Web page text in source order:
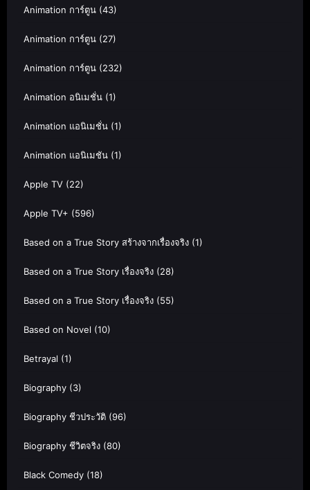
Animation การ์ตูน (43)
Animation การ์ตูน (27)
Animation การ์ตูน (232)
Animation อนิเมชั่น (1)
Animation แอนิเมชั่น (1)
Animation แอนิเมชัน (1)
Apple TV (22)
Apple TV+ (596)
Based on a True Story สร้างจากเรื่องจริง (1)
Based on a True Story เรื่องจริง (28)
Based on a True Story เรื่องจริง (55)
Based on Novel (10)
Betrayal (1)
Biography (3)
Biography ชีวประวัติ (96)
Biography ชีวิตจริง (80)
Black Comedy (18)